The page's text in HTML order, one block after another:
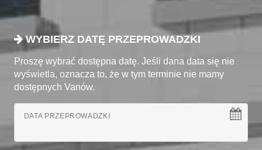
WYBIERZ DATĘ PRZEPROWADZKI
Proszę wybrać dostępna datę. Jeśli dana data się nie
wyświetla, oznacza to, że w tym terminie nie mamy
dostępnych Vanów.
DATA PRZEPROWADZKI